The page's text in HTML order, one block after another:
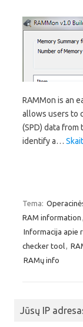
RAMMon is an
allows users to
(SPD) data
identify a…
Tema:
RAM information
Informacija apie
checker tool
RAMų info
Jūsų IP